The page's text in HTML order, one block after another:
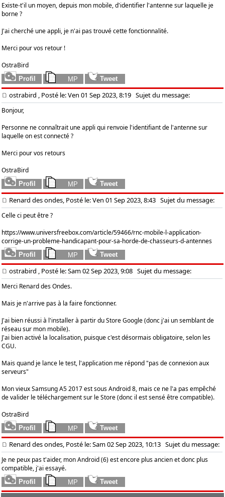
Existe-t'il un moyen, depuis mon mobile, d'identifier l'antenne sur laquelle je
borne ?
J'ai cherché une appli, je n'ai pas trouvé cette fonctionnalité.
Merci pour vos retour !
OstraBird
ostrabird , Posté le: Ven 01 Sep 2023, 8:19 Sujet du message:
Bonjour,
Personne ne connaîtrait une appli qui renvoie l'identifiant de l'antenne sur
laquelle on est connecté ?
Merci pour vos retours
OstraBird
Renard des ondes, Posté le: Ven 01 Sep 2023, 8:43 Sujet du message:
Celle ci peut être ?
https://www.universfreebox.com/article/59466/rnc-mobile-l-application-
corrige-un-probleme-handicapant-pour-sa-horde-de-chasseurs-d-antennes
ostrabird , Posté le: Sam 02 Sep 2023, 9:08 Sujet du message:
Merci Renard des Ondes.
Mais je n'arrive pas à la faire fonctionner.
J'ai bien réussi à l'installer à partir du Store Google (donc j'ai un semblant de
réseau sur mon mobile).
J'ai bien activé la localisation, puisque c'est désormais obligatoire, selon les
CGU.
Mais quand je lance le test, l'application me répond "pas de connexion aux
serveurs"
Mon vieux Samsung A5 2017 est sous Android 8, mais ce ne l'a pas empêché
de valider le téléchargement sur le Store (donc il est sensé être compatible).
OstraBird
Renard des ondes, Posté le: Sam 02 Sep 2023, 10:13 Sujet du message:
Je ne peux pas t'aider, mon Android (6) est encore plus ancien et donc plus
compatible, j'ai essayé.